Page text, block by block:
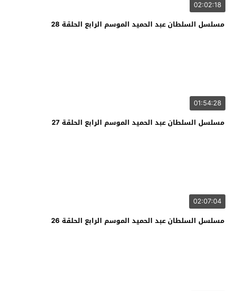
02:02:18
مسلسل السلطان عبد الحميد الموسم الرابع الحلقة 28
01:54:28
مسلسل السلطان عبد الحميد الموسم الرابع الحلقة 27
02:07:04
مسلسل السلطان عبد الحميد الموسم الرابع الحلقة 26